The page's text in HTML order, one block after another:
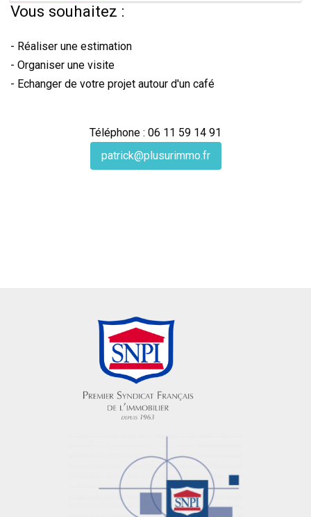
Vous souhaitez :
- Réaliser une estimation
- Organiser une visite
- Echanger de votre projet autour d'un café
Téléphone : 06 11 59 14 91
patrick@plusurimmo.fr